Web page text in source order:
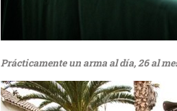
Prácticamente un arma al día, 26 al